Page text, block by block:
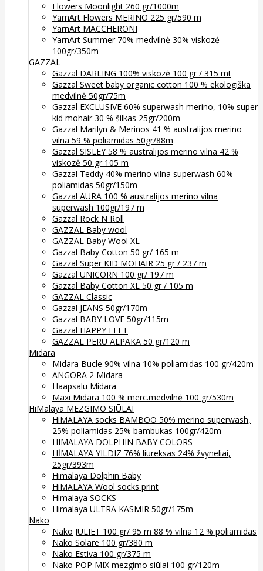
Flowers Moonlight 260 gr/1000m
YarnArt Flowers MERINO 225 gr/590 m
YarnArt MACCHERONI
YarnArt Summer 70% medvilnė 30% viskozė
100gr/350m
GAZZAL
Gazzal DARLING 100% viskozė 100 gr / 315 mt
Gazzal Sweet baby organic cotton 100 % ekologiška
medvilnė 50gr/75m
Gazzal EXCLUSIVE 60% superwash merino, 10% super
kid mohair 30 % šilkas 25gr/200m
Gazzal Marilyn & Merinos 41 % australijos merino
vilna 59 % poliamidas 50gr/88m
Gazzal SISLEY 58 % australijos merino vilna 42 %
viskozė 50 gr 105 m
Gazzal Teddy 40% merino vilna superwash 60%
poliamidas 50gr/150m
Gazzal AURA 100 % australijos merino vilna
superwash 100gr/197 m
Gazzal Rock N Roll
GAZZAL Baby wool
GAZZAL Baby Wool XL
Gazzal Baby Cotton 50 gr/ 165 m
Gazzal Super KID MOHAIR 25 gr / 237 m
Gazzal UNICORN 100 gr/ 197 m
Gazzal Baby Cotton XL 50 gr / 105 m
GAZZAL Classic
Gazzal JEANS 50gr/170m
Gazzal BABY LOVE 50gr/115m
Gazzal HAPPY FEET
GAZZAL PERU ALPAKA 50 gr/120 m
Midara
Midara Bucle 90% vilna 10% poliamidas 100 gr/420m
ANGORA 2 Midara
Haapsalu Midara
Maxi Midara 100 % merc.medvilnė 100 gr/530m
HiMalaya MEZGIMO SIŪLAI
HiMALAYA socks BAMBOO 50% merino superwash,
25% poliamidas 25% bambukas 100gr/420m
HIMALAYA DOLPHIN BABY COLORS
HİMALAYA YILDIZ 76% liureksas 24% žvyneliai,
25gr/393m
Himalaya Dolphin Baby
HiMALAYA Wool socks print
Himalaya SOCKS
Himalaya ULTRA KASMIR 50gr/175m
Nako
Nako JULIET 100 gr/ 95 m 88 % vilna 12 % poliamidas
Nako Solare 100 gr/380 m
Nako Estiva 100 gr/375 m
Nako POP MIX mezgimo siūlai 100 gr/120m